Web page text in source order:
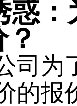
惑
司为
的报